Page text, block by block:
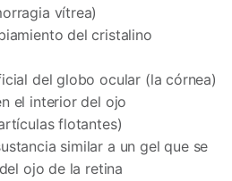
vítrea)
del cristalino
del globo ocular (la córnea)
el interior del ojo
flotantes)
similar a un gel que se
ojo de la retina